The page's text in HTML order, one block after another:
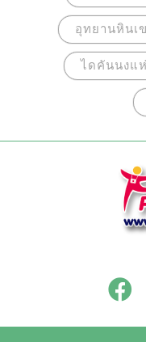
อุทยานหินเ
ไดคันนงแ